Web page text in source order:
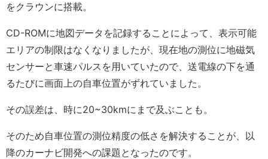
をクラウンに搭載。
CD-ROMに地図データを記録することによって、表示可能
エリアの制限はなくなりましたが、現在地の測位に地磁気
センサーと車速パルスを用いていたので、送電線の下を通
るたびに画面上の自車位置がずれていました。
その誤差は、時に20~30kmにまで及ぶことも。
そのため自車位置の測位精度の低さを解決することが、以
降のカーナビ開発への課題となったのです。